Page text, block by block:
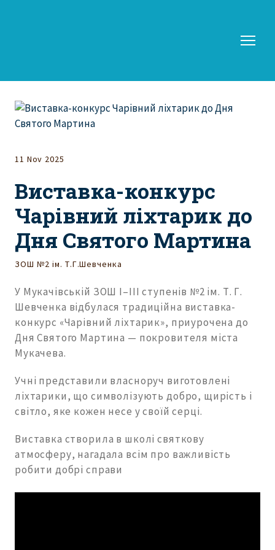
11 Nov 2025
Виставка-конкурс
Чарівний ліхтарик до
Дня Святого Мартина
ЗОШ №2 ім. Т.Г.Шевченка
У Мукачівській ЗОШ І–ІІІ ступенів №2 ім. Т. Г.
Шевченка відбулася традиційна виставка-
конкурс «Чарівний ліхтарик», приурочена до
Дня Святого Мартина — покровителя міста
Мукачева.
Учні представили власноруч виготовлені
ліхтарики, що символізують добро, щирість і
світло, яке кожен несе у своїй серці.
Виставка створила в школі святкову
атмосферу, нагадала всім про важливість
робити добрі справи